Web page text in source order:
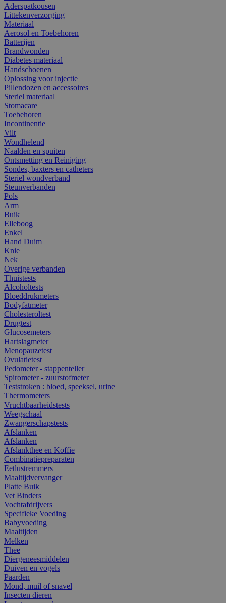
Aderspatkousen
Littekenverzorging
Materiaal
Aerosol en Toebehoren
Batterijen
Brandwonden
Diabetes materiaal
Handschoenen
Oplossing voor injectie
Pillendozen en accessoires
Steriel materiaal
Stomacare
Toebehoren
Incontinentie
Vilt
Wondhelend
Naalden en spuiten
Ontsmetting en Reiniging
Sondes, baxters en catheters
Steriel wondverband
Steunverbanden
Pols
Arm
Buik
Elleboog
Enkel
Hand Duim
Knie
Nek
Overige verbanden
Thuistests
Alcoholtests
Bloeddrukmeters
Bodyfatmeter
Cholesteroltest
Drugtest
Glucosemeters
Hartslagmeter
Menopauzetest
Ovulatietest
Pedometer - stappenteller
Spirometer - zuurstofmeter
Teststroken : bloed, speeksel, urine
Thermometers
Vruchtbaarheidstests
Weegschaal
Zwangerschapstests
Afslanken
Afslanken
Afslankthee en Koffie
Combinatiepreparaten
Eetlustremmers
Maaltijdvervanger
Platte Buik
Vet Binders
Vochtafdrijvers
Specifieke Voeding
Babyvoeding
Maaltijden
Melken
Thee
Diergeneesmiddelen
Duiven en vogels
Paarden
Mond, muil of snavel
Insecten dieren